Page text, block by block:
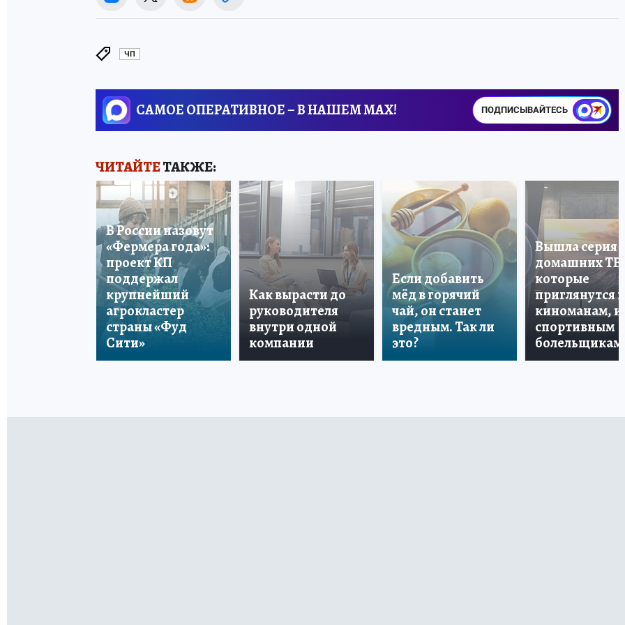
ЧП
САМОЕ ОПЕРАТИВНОЕ – В НАШЕМ MAX! ПОДПИСЫВАЙТЕСЬ
ЧИТАЙТЕТАКЖЕ:
В России назовут
«Фермера года»:
проект КП
поддержал
крупнейший
агрокластер
страны «Фуд
Сити»
Как вырасти до
руководителя
внутри одной
компании
Если добавить
мёд в горячий
чай, он станет
вредным. Так ли
это?
Вышла серия
домашних ТВ,
которые
приглянутся и
киноманам, и
спортивным
болельщикам